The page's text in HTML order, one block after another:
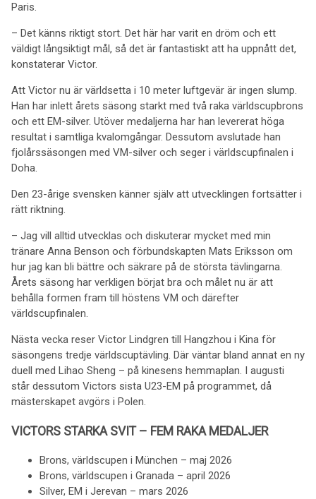
Paris.
– Det känns riktigt stort. Det här har varit en dröm och ett
väldigt långsiktigt mål, så det är fantastiskt att ha uppnått det,
konstaterar Victor.
Att Victor nu är världsetta i 10 meter luftgevär är ingen slump.
Han har inlett årets säsong starkt med två raka världscupbrons
och ett EM-silver. Utöver medaljerna har han levererat höga
resultat i samtliga kvalomgångar. Dessutom avslutade han
fjolårssäsongen med VM-silver och seger i världscupfinalen i
Doha.
Den 23-årige svensken känner själv att utvecklingen fortsätter i
rätt riktning.
– Jag vill alltid utvecklas och diskuterar mycket med min
tränare Anna Benson och förbundskapten Mats Eriksson om
hur jag kan bli bättre och säkrare på de största tävlingarna.
Årets säsong har verkligen börjat bra och målet nu är att
behålla formen fram till höstens VM och därefter
världscupfinalen.
Nästa vecka reser Victor Lindgren till Hangzhou i Kina för
säsongens tredje världscuptävling. Där väntar bland annat en ny
duell med Lihao Sheng – på kinesens hemmaplan. I augusti
står dessutom Victors sista U23-EM på programmet, då
mästerskapet avgörs i Polen.
VICTORS STARKA SVIT – FEM RAKA MEDALJER
Brons, världscupen i München – maj 2026
Brons, världscupen i Granada – april 2026
Silver, EM i Jerevan – mars 2026